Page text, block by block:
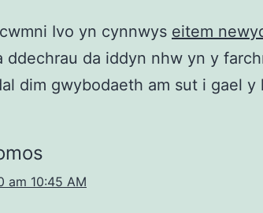
Ivo yn cynnwys eitem
ddechrau da iddyn nhw yn y
dim gwybodaeth am sut i gael y
am 10:45 AM